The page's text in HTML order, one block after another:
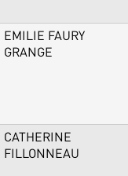
EMILIE FAURY
GRANGE
CATHERINE
FILLONNEAU